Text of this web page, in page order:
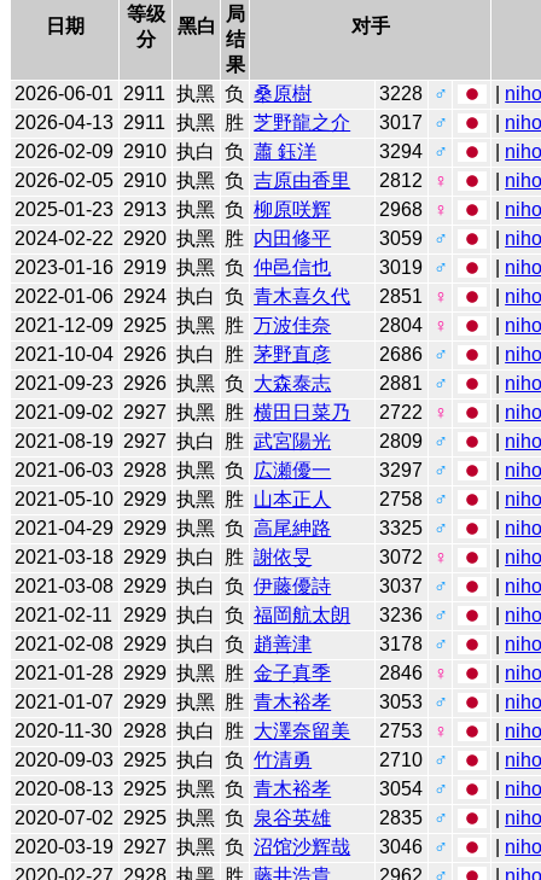
日期
等级
分
黑白
局
结
果
对手
2026-06-01 2911 执黑 负 桑原樹 3228 ♂
2026-04-13 2911 执黑 胜 芝野龍之介 3017 ♂
2026-02-09 2910 执白 负 蕭 鈺洋 3294 ♂
2026-02-05 2910 执黑 负 吉原由香里 2812 ♀
2025-01-23 2913 执黑 负 柳原咲辉 2968 ♀
2024-02-22 2920 执黑 胜 内田修平 3059 ♂
2023-01-16 2919 执黑 负 仲邑信也 3019 ♂
2022-01-06 2924 执白 负 青木喜久代 2851 ♀
2021-12-09 2925 执黑 胜 万波佳奈 2804 ♀
2021-10-04 2926 执白 胜 茅野直彦 2686 ♂
2021-09-23 2926 执黑 负 大森泰志 2881 ♂
2021-09-02 2927 执黑 胜 横田日菜乃 2722 ♀
2021-08-19 2927 执白 胜 武宮陽光 2809 ♂
2021-06-03 2928 执黑 负 広瀬優一 3297 ♂
2021-05-10 2929 执黑 胜 山本正人 2758 ♂
2021-04-29 2929 执黑 负 高尾紳路 3325 ♂
2021-03-18 2929 执白 胜 謝依旻 3072 ♀
2021-03-08 2929 执白 负 伊藤優詩 3037 ♂
2021-02-11
2929 执白 负 福岡航太朗 3236 ♂
2021-02-08 2929 执白 负 趙善津 3178 ♂
2021-01-28 2929 执黑 胜 金子真季 2846 ♀
2021-01-07 2929 执黑 胜 青木裕孝 3053 ♂
2020-11-30 2928 执白 胜 大澤奈留美 2753 ♀
2020-09-03 2925 执白 负 竹清勇 2710 ♂
2020-08-13 2925 执黑 负 青木裕孝 3054 ♂
2020-07-02 2925 执黑 负 泉谷英雄 2835 ♂
2020-03-19 2927 执黑 负 沼馆沙辉哉 3046 ♂
2020-02-27 2928 执黑 胜 藤井浩貴 2962 ♂